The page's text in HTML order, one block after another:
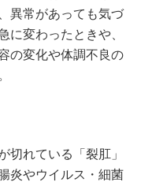
異常があっても気づ
に変わったときや、
の変化や体調不良の
切れている「裂肛」
炎やウイルス・細菌